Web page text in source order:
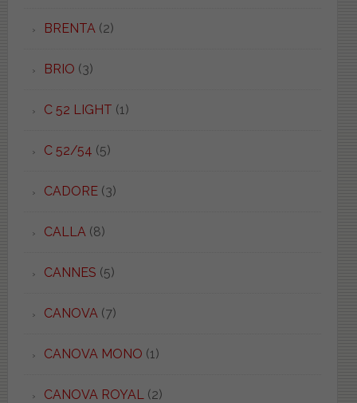
BRENTA (2)
BRIO (3)
C 52 LIGHT (1)
C 52/54 (5)
CADORE(3)
CALLA (8)
CANNES (5)
CANOVA (7)
CANOVA MONO (1)
CANOVA ROYAL (2)